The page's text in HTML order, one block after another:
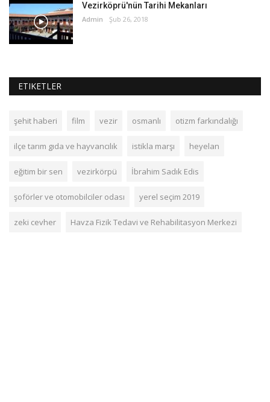
Vezirköprü'nün Tarihi Mekanları
Admin Şub 26, 2018
ETIKETLER
şehit haberi film vezir osmanlı otizm farkındalığı
ilçe tarım gıda ve hayvancılık istikla marşı heyelan
eğitim bir sen vezirkörpü İbrahim Sadık Edis
şoförler ve otomobilciler odası yerel seçim 2019
zeki cevher Havza Fizik Tedavi ve Rehabilitasyon Merkezi